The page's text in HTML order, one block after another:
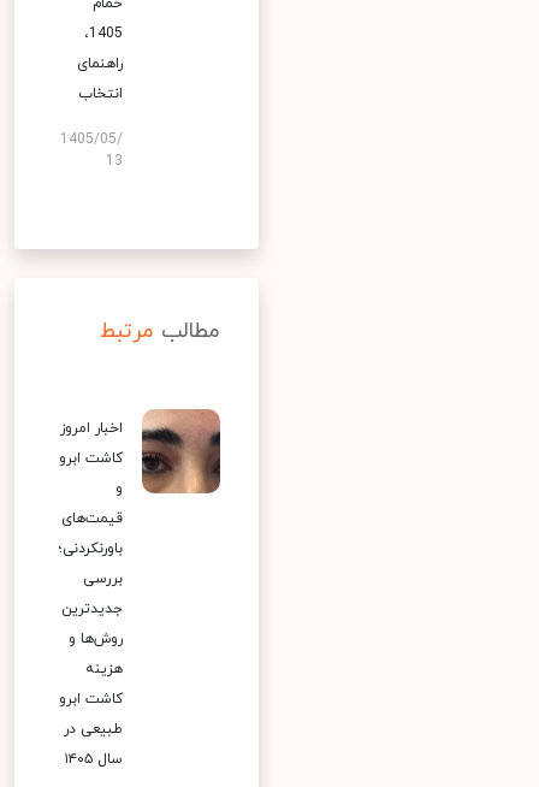
1405،
راهنمای
انتخاب
1405/05/
13
مطالب مرتبط
اخبار امروز
کاشت ابرو
قیمت‌های
باورنکردنی؛
بررسی
جدیدترین
روش‌ها و
هزینه
کاشت ابرو
طبیعی در
سال ۱۴۰۵